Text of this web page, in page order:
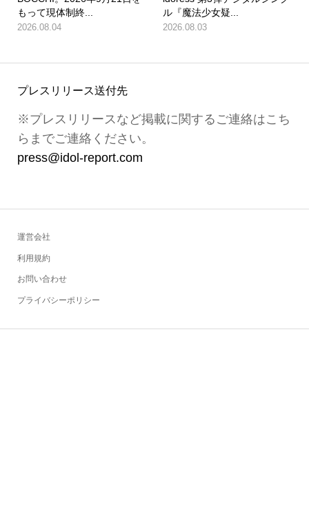
もって現体制終...
2026.08.04
ル『魔法少女疑...
2026.08.03
プレスリリース送付先
※プレスリリースなど掲載に関するご連絡はこち
らまでご連絡ください。
press@idol-report.com
運営会社
利用規約
お問い合わせ
プライバシーポリシー